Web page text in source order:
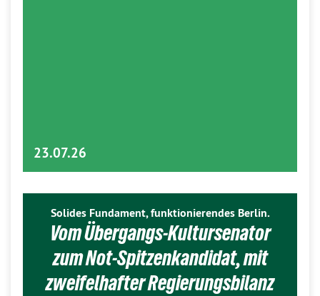
23.07.26
Solides Fundament, funktionierendes Berlin.
Vom Übergangs-Kultursenator
zum Not-Spitzenkandidat, mit
zweifelhafter Regierungsbilanz